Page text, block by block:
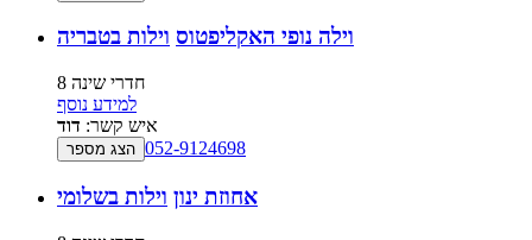
וילה נופי האקליפטוס וילות בטבריה
8 חדרי שינה
למידע נוסף
איש קשר: דוד
הצג מספר 052-9124698
אחוזת ינון וילות בשלומי